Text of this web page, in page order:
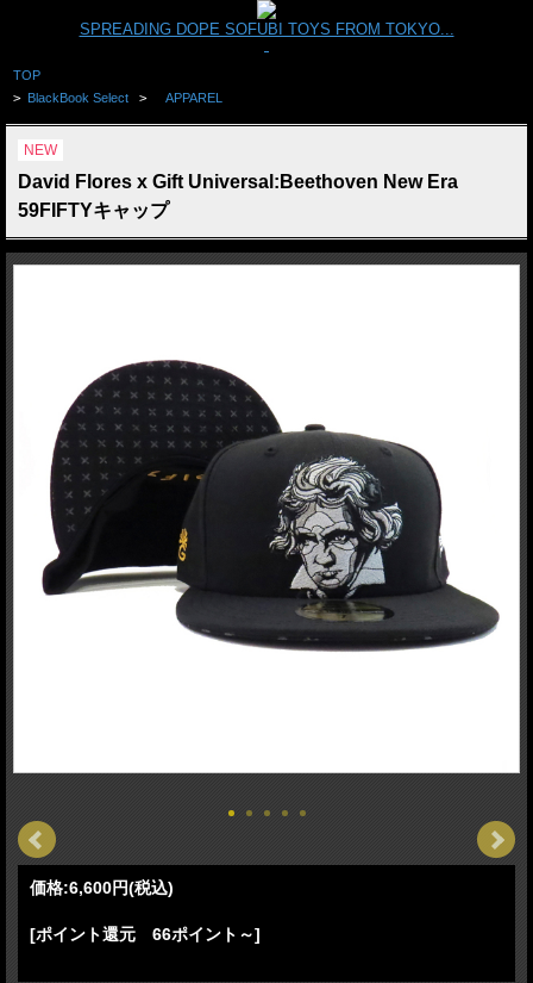
SPREADING DOPE SOFUBI TOYS FROM TOKYO...
TOP
> BlackBook Select > APPAREL
NEW
David Flores x Gift Universal:Beethoven New Era
59FIFTYキャップ
価格:6,600円(税込)
[ポイント還元 66ポイント～]